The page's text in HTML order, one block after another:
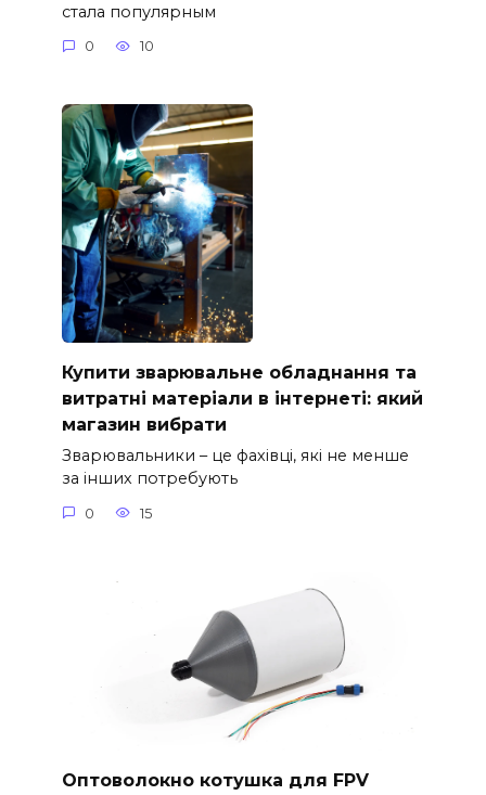
стала популярным
0 10
Купити зварювальне обладнання та
витратні матеріали в інтернеті: який
магазин вибрати
Зварювальники – це фахівці, які не менше
за інших потребують
0 15
Оптоволокно котушка для FPV